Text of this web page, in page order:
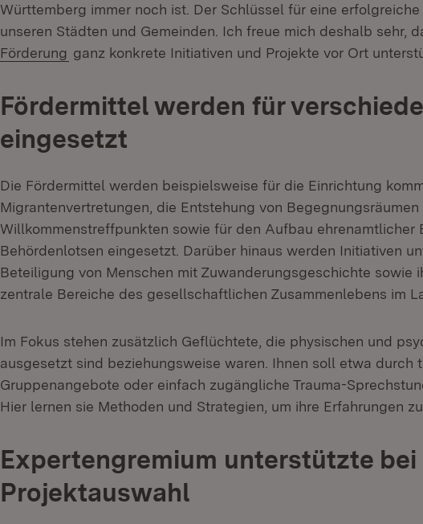
Württemberg immer noch ist. Der Schlüssel für eine
unseren Städten und Gemeinden. Ich freue mich deshalb sehr,
Förderung (Öffnet in neuem Fenster)
ganz konkrete Initiativen und Projekte vor Ort
Fördermittel werden für
eingesetzt
Die Fördermittel werden beispielsweise für die Einrichtung
Migrantenvertretungen, die Entstehung von Begegnungsräumen
Willkommenstreffpunkten sowie für den Aufbau ehrenamtlicher
Behördenlotsen eingesetzt. Darüber hinaus werden Initiativen
Beteiligung von Menschen mit Zuwanderungsgeschichte sowie
zentrale Bereiche des gesellschaftlichen Zusammenlebens im
Im Fokus stehen zusätzlich Geflüchtete, die physischen und
ausgesetzt sind beziehungsweise waren. Ihnen soll etwa durch
Gruppenangebote oder einfach zugängliche Trauma-
Hier lernen sie Methoden und Strategien, um ihre Erfahrungen
Expertengremium unterstützte bei
Projektauswahl